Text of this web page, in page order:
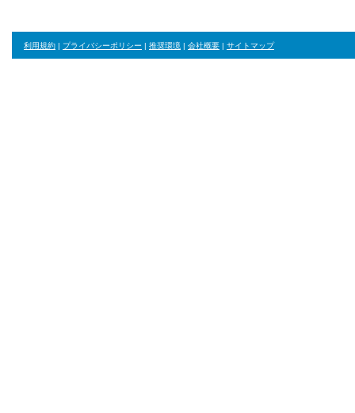
利用規約 | プライバシーポリシー | 推奨環境 | 会社概要 | サイトマップ